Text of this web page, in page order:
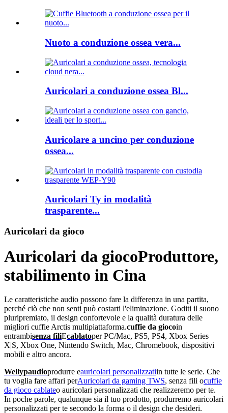
Nuoto a conduzione ossea vera...
Auricolari a conduzione ossea Bl...
Auricolare a uncino per conduzione
ossea...
Auricolari Ty in modalità
trasparente...
Auricolari da gioco
Auricolari da giocoProduttore,
stabilimento in Cina
Le caratteristiche audio possono fare la differenza in una partita,
perché ciò che non senti può costarti l'eliminazione. Goditi il ​​suono
pluripremiato, il design confortevole e la qualità duratura delle
migliori cuffie Arctis multipiattaforma.cuffie da giocoin
entrambisenza filiEcablatoper PC/Mac, PS5, PS4, Xbox Series
X|S, Xbox One, Nintendo Switch, Mac, Chromebook, dispositivi
mobili e altro ancora.
Wellypaudioprodurre eauricolari personalizzatiin tutte le serie. Che
tu voglia fare affari perAuricolari da gaming TWS, senza fili ocuffie
da gioco cablateo auricolari personalizzati che realizzeremo per te.
In poche parole, qualunque sia il tuo prodotto, produrremo auricolari
personalizzati per te secondo la forma o il design che desideri.